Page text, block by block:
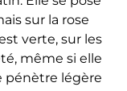
sur la rose
verte, sur les
même si elle
pénètre légère